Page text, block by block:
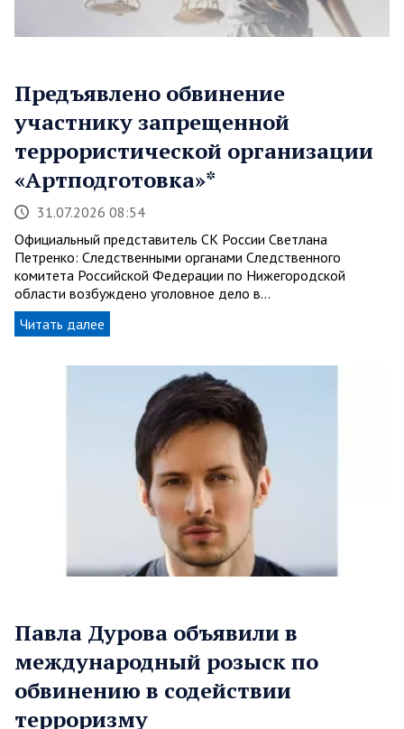
Предъявлено обвинение
участнику запрещенной
террористической организации
«Артподготовка»*
31.07.2026 08:54
Официальный представитель СК России Светлана
Петренко: Следственными органами Следственного
комитета Российской Федерации по Нижегородской
области возбуждено уголовное дело в…
Читать далее
Павла Дурова объявили в
международный розыск по
обвинению в содействии
терроризму